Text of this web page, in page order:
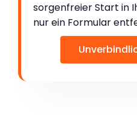
sorgenfreier Start in
nur ein Formular